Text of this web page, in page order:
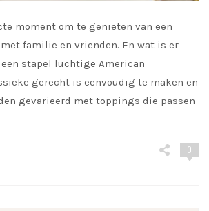
moment om te genieten van een
familie en vrienden. En wat is er
stapel luchtige American
gerecht is eenvoudig te maken en
gevarieerd met toppings die passen
0